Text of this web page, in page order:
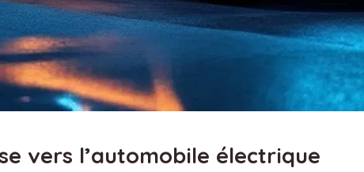
vers l’automobile électrique